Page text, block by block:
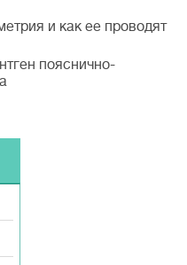
и как ее проводят
пояснично-